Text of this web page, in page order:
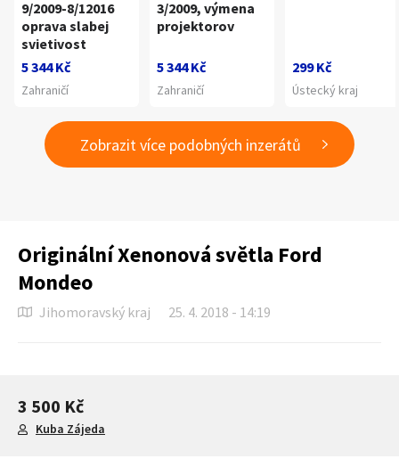
9/2009-8/12016
oprava slabej
svietivost
5 344 Kč
Zahraničí
3/2009, výmena
projektorov
5 344 Kč
Zahraničí
299 Kč
Ústecký kraj
Zobrazit více podobných inzerátů
Originální Xenonová světla Ford
Mondeo
Jihomoravský kraj 25. 4. 2018 - 14:19
3 500 Kč
Kuba Zájeda